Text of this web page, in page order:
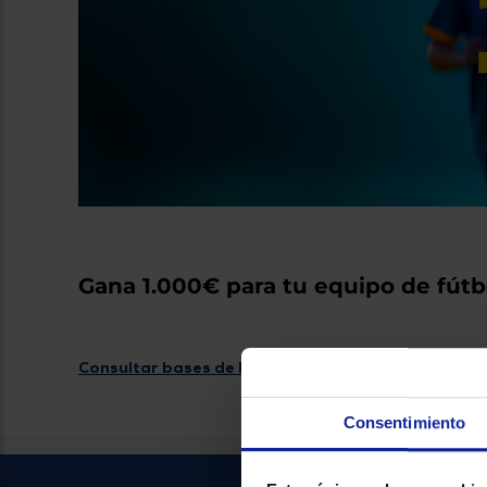
Consentimiento
Gana 1.000€ para tu equipo de
Consultar bases de la promoción